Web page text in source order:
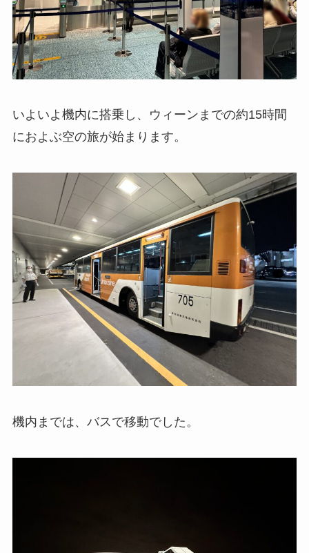
いよいよ機内に搭乗し、ウィーンまでの約15時間
におよぶ空の旅が始まります。
機内までは、バスで移動でした。